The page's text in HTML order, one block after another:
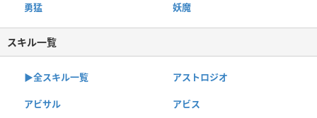
勇猛 妖魔
スキル一覧
▶︎全スキル一覧 アストロジオ
アビサル アビス